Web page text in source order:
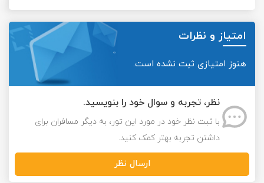
امتیاز و نظرات
هنوز امتیازی ثبت نشده است.
نظر، تجربه و سوال خود را بنویسید.
با ثبت نظر خود در مورد این تور، به دیگر مسافران برای
داشتن تجربه بهتر کمک کنید.
ارسال نظر